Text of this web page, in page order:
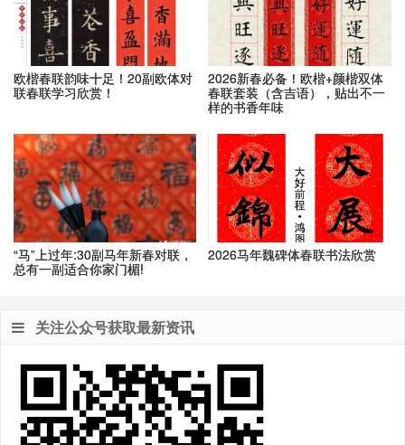
欧楷春联韵味十足！20副欧体对
联春联学习欣赏！
2026新春必备！欧楷+颜楷双体
春联套装（含吉语），贴出不一
样的书香年味
“马”上过年:30副马年新春对联，
总有一副适合你家门楣!
2026马年魏碑体春联书法欣赏
关注公众号获取最新资讯